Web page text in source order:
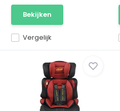
Vergelijk
Bekijken